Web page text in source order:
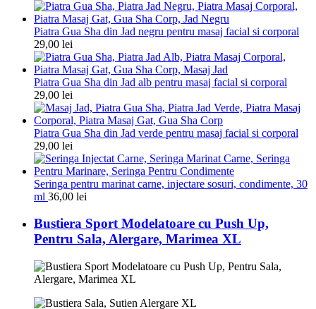
Piatra Gua Sha din Jad negru pentru masaj facial si corporal
29,00 lei
Piatra Gua Sha din Jad alb pentru masaj facial si corporal
29,00 lei
Piatra Gua Sha din Jad verde pentru masaj facial si corporal
29,00 lei
Seringa pentru marinat carne, injectare sosuri, condimente, 30
ml 36,00 lei
Bustiera Sport Modelatoare cu Push Up,
Pentru Sala, Alergare, Marimea XL